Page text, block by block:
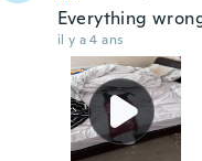
Everything
il y a 4 ans